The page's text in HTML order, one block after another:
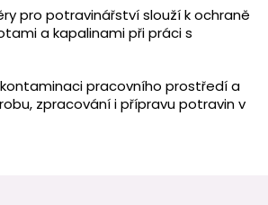
l
á
d
c
í
p
pro potravinářství slouží k ochraně
a kapalinami při práci s
pracovního prostředí a
zpracování i přípravu potravin v